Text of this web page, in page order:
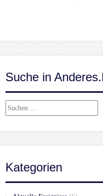
Suche in
Suchen
Kategorien